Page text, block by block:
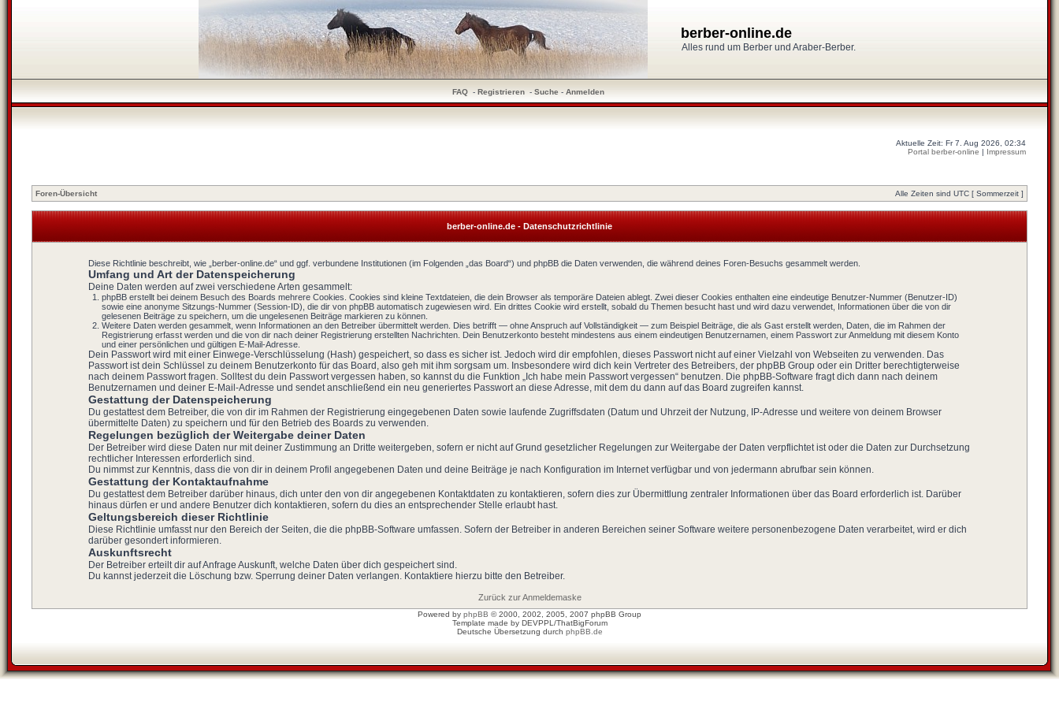
berber-online.de
Alles rund um Berber und Araber-Berber.
FAQ - Registrieren - Suche - Anmelden
Aktuelle Zeit: Fr 7. Aug 2026, 02:34
Portal berber-online | Impressum
Foren-Übersicht Alle Zeiten sind UTC [ Sommerzeit ]
berber-online.de - Datenschutzrichtlinie
Diese Richtlinie beschreibt, wie „berber-online.de“ und ggf. verbundene Institutionen (im Folgenden „das Board“) und phpBB die Daten verwenden, die während deines Foren-Besuchs gesammelt werden.
Umfang und Art der Datenspeicherung
Deine Daten werden auf zwei verschiedene Arten gesammelt:
phpBB erstellt bei deinem Besuch des Boards mehrere Cookies. Cookies sind kleine Textdateien, die dein Browser als temporäre Dateien ablegt. Zwei dieser Cookies enthalten eine eindeutige Benutzer-Nummer (Benutzer-ID)
sowie eine anonyme Sitzungs-Nummer (Session-ID), die dir von phpBB automatisch zugewiesen wird. Ein drittes Cookie wird erstellt, sobald du Themen besucht hast und wird dazu verwendet, Informationen über die von dir
gelesenen Beiträge zu speichern, um die ungelesenen Beiträge markieren zu können.
Weitere Daten werden gesammelt, wenn Informationen an den Betreiber übermittelt werden. Dies betrifft — ohne Anspruch auf Vollständigkeit — zum Beispiel Beiträge, die als Gast erstellt werden, Daten, die im Rahmen der
Registrierung erfasst werden und die von dir nach deiner Registrierung erstellten Nachrichten. Dein Benutzerkonto besteht mindestens aus einem eindeutigen Benutzernamen, einem Passwort zur Anmeldung mit diesem Konto
und einer persönlichen und gültigen E-Mail-Adresse.
Dein Passwort wird mit einer Einwege-Verschlüsselung (Hash) gespeichert, so dass es sicher ist. Jedoch wird dir empfohlen, dieses Passwort nicht auf einer Vielzahl von Webseiten zu verwenden. Das
Passwort ist dein Schlüssel zu deinem Benutzerkonto für das Board, also geh mit ihm sorgsam um. Insbesondere wird dich kein Vertreter des Betreibers, der phpBB Group oder ein Dritter berechtigterweise
nach deinem Passwort fragen. Solltest du dein Passwort vergessen haben, so kannst du die Funktion „Ich habe mein Passwort vergessen“ benutzen. Die phpBB-Software fragt dich dann nach deinem
Benutzernamen und deiner E-Mail-Adresse und sendet anschließend ein neu generiertes Passwort an diese Adresse, mit dem du dann auf das Board zugreifen kannst.
Gestattung der Datenspeicherung
Du gestattest dem Betreiber, die von dir im Rahmen der Registrierung eingegebenen Daten sowie laufende Zugriffsdaten (Datum und Uhrzeit der Nutzung, IP-Adresse und weitere von deinem Browser
übermittelte Daten) zu speichern und für den Betrieb des Boards zu verwenden.
Regelungen bezüglich der Weitergabe deiner Daten
Der Betreiber wird diese Daten nur mit deiner Zustimmung an Dritte weitergeben, sofern er nicht auf Grund gesetzlicher Regelungen zur Weitergabe der Daten verpflichtet ist oder die Daten zur Durchsetzung
rechtlicher Interessen erforderlich sind.
Du nimmst zur Kenntnis, dass die von dir in deinem Profil angegebenen Daten und deine Beiträge je nach Konfiguration im Internet verfügbar und von jedermann abrufbar sein können.
Gestattung der Kontaktaufnahme
Du gestattest dem Betreiber darüber hinaus, dich unter den von dir angegebenen Kontaktdaten zu kontaktieren, sofern dies zur Übermittlung zentraler Informationen über das Board erforderlich ist. Darüber
hinaus dürfen er und andere Benutzer dich kontaktieren, sofern du dies an entsprechender Stelle erlaubt hast.
Geltungsbereich dieser Richtlinie
Diese Richtlinie umfasst nur den Bereich der Seiten, die die phpBB-Software umfassen. Sofern der Betreiber in anderen Bereichen seiner Software weitere personenbezogene Daten verarbeitet, wird er dich
darüber gesondert informieren.
Auskunftsrecht
Der Betreiber erteilt dir auf Anfrage Auskunft, welche Daten über dich gespeichert sind.
Du kannst jederzeit die Löschung bzw. Sperrung deiner Daten verlangen. Kontaktiere hierzu bitte den Betreiber.
Zurück zur Anmeldemaske
Powered by phpBB © 2000, 2002, 2005, 2007 phpBB Group
Template made by DEVPPL /ThatBigForum
Deutsche Übersetzung durch phpBB.de